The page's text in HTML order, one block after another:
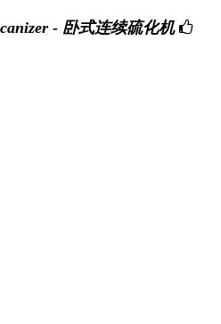
- 卧式连续硫化机